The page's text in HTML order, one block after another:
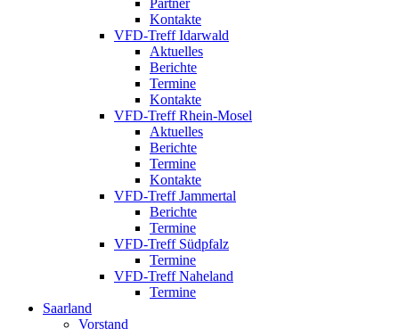
Partner
Kontakte
VFD-Treff Idarwald
Aktuelles
Berichte
Termine
Kontakte
VFD-Treff Rhein-Mosel
Aktuelles
Berichte
Termine
Kontakte
VFD-Treff Jammertal
Berichte
Termine
VFD-Treff Südpfalz
Termine
VFD-Treff Naheland
Termine
Saarland
Vorstand